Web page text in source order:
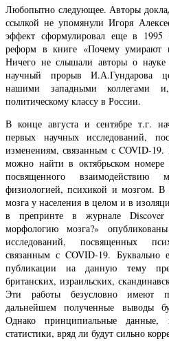
Любопытно следующее. Авторы
ссылкой не упомянули Игоря
эффект сформулировал еще в
реформ в книге «Почему умирают
Ничего не слышали авторы о
научный прорыв И.А.Гундарова
нашими западными
политическому классу в России.
В конце августа и сентябре т.г.
первых научных исследований,
изменениям, связанным с COVID-19.
можно найти в октябрьском
посвященного взаимодействию
физиологией, психикой и мозгом. В
мозга у населения в целом и в
в препринте в журнале
морфологию мозга?»
исследований, посвященных
связанным с COVID-19. Буквально
публикации на данную тему
британских, израильских,
Эти работы безусловно имеют
дальнейшем полученные выводы
Однако принципиальные данные,
статистики, вряд ли будут сильно